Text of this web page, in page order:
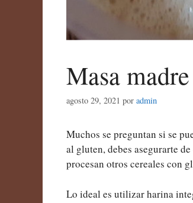
Masa
agosto 29, 2021 por admin
Muchos se preguntan si se
al gluten, debes asegurarte
procesan otros cereales con
Lo ideal es utilizar harina